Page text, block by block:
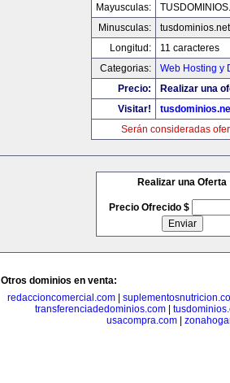
Mayusculas:
Minusculas:
tusdominios.net
Longitud:
11 caracteres
Categorias:
Web Hosting y
Precio:
Realizar una
Visitar!
Serán consideradas
Realizar una Oferta
Precio Ofrecido $
Otros dominios en venta:
redaccioncomercial.com|
transferenciadedominios.com|
usacompra.com